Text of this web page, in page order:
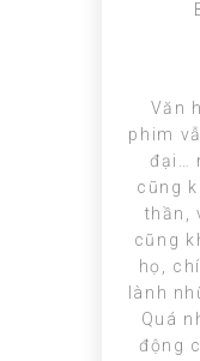
Văn
phim
đại…
cũng
thần,
cũng
họ,
lành
Quá
động